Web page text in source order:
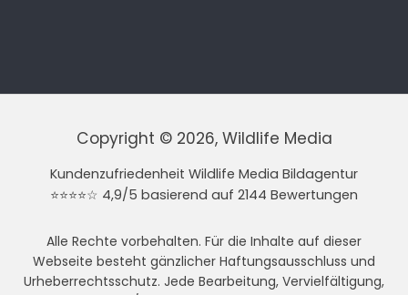
Copyright © 2026, Wildlife Media
Kundenzufriedenheit Wildlife Media Bildagentur
⭐⭐⭐⭐☆ 4,9/5 basierend auf 2144 Bewertungen
Alle Rechte vorbehalten. Für die Inhalte auf dieser
Webseite besteht gänzlicher Haftungsausschluss und
Urheberrechtsschutz. Jede Bearbeitung, Vervielfältigung,